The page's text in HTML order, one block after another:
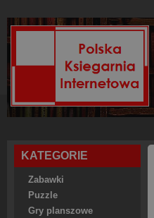
KATEGORIE
Zabawki
Puzzle
Gry planszowe